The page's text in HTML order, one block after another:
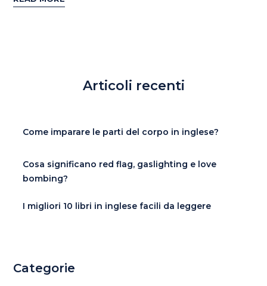
Articoli recenti
Come imparare le parti del corpo in inglese?
Cosa significano red flag, gaslighting e love
bombing?
I migliori 10 libri in inglese facili da leggere
Categorie